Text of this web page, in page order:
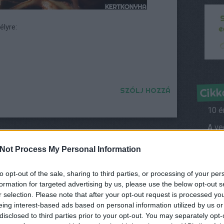
Process My Personal Information
opt-out of the sale, sharing to third parties, or processing of your
for targeted advertising by us, please use the below opt-out
selection. Please note that after your opt-out request is processed
interest-based ads based on personal information utilized by us
to third parties prior to your opt-out. You may separately
SZÓLJ HOZZÁ
gombóc
(gluténmentes)
tökmagból
10